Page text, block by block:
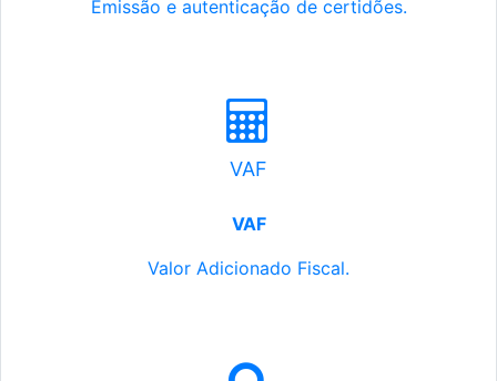
Emissão e autenticação de certidões.
VAF
VAF
Valor Adicionado Fiscal.